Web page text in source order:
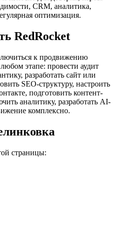
CRM, аналитика,
оптимизация.
RedRocket
к продвижению
этапе: провести аудит
разработать сайт или
SEO-структуру, настроить
подготовить контент-
аналитику, разработать AI-
комплексно.
страницы: